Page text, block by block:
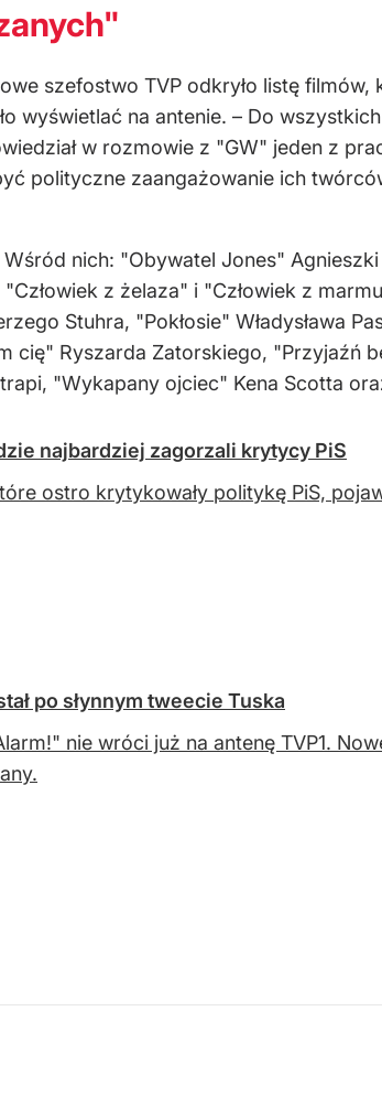
szefostwo TVP odkryło listę
wyświetlać na antenie. – Do
w rozmowie z "GW" jeden z
polityczne zaangażowanie ich
nich: "Obywatel Jones"
z żelaza" i "Człowiek z
Stuhra, "Pokłosie" Władysława
cię" Ryszarda Zatorskiego, "Przyjaźń
"Wykapany ojciec" Kena Scotta
najbardziej zagorzali krytycy PiS
ostro krytykowały politykę PiS,
po słynnym tweecie Tuska
nie wróci już na antenę TVP1.